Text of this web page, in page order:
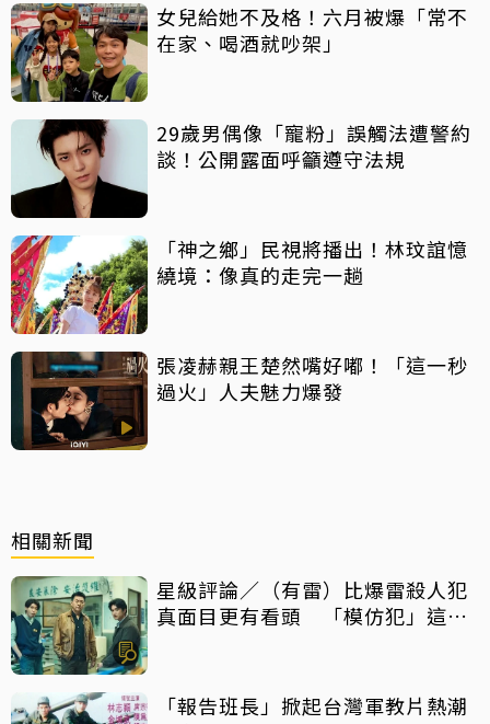
女兒給她不及格！六月被爆「常不
在家、喝酒就吵架」
29歲男偶像「寵粉」誤觸法遭警約
談！公開露面呼籲遵守法規
「神之鄉」民視將播出！林玟誼憶
繞境：像真的走完一趟
張凌赫親王楚然嘴好嘟！「這一秒
過火」人夫魅力爆發
相關新聞
星級評論／（有雷）比爆雷殺人犯
真面目更有看頭 「模仿犯」這件
「報告班長」掀起台灣軍教片熱潮